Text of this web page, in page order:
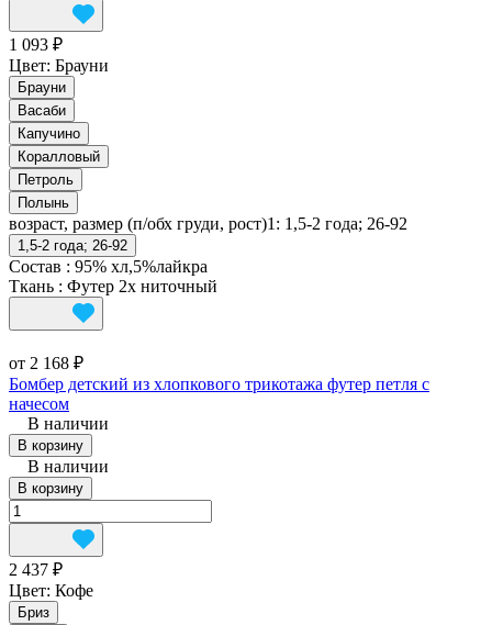
1 093 ₽
Цвет: Брауни
Брауни
Васаби
Капучино
Коралловый
Петроль
Полынь
возраст, размер (п/обх груди, рост)1: 1,5-2 года; 26-92
1,5-2 года; 26-92
Состав : 95% хл,5%лайкра
Ткань : Футер 2х ниточный
от 2 168 ₽
Бомбер детский из хлопкового трикотажа футер петля с
начесом
В наличии
В корзину
В наличии
В корзину
2 437 ₽
Цвет: Кофе
Бриз